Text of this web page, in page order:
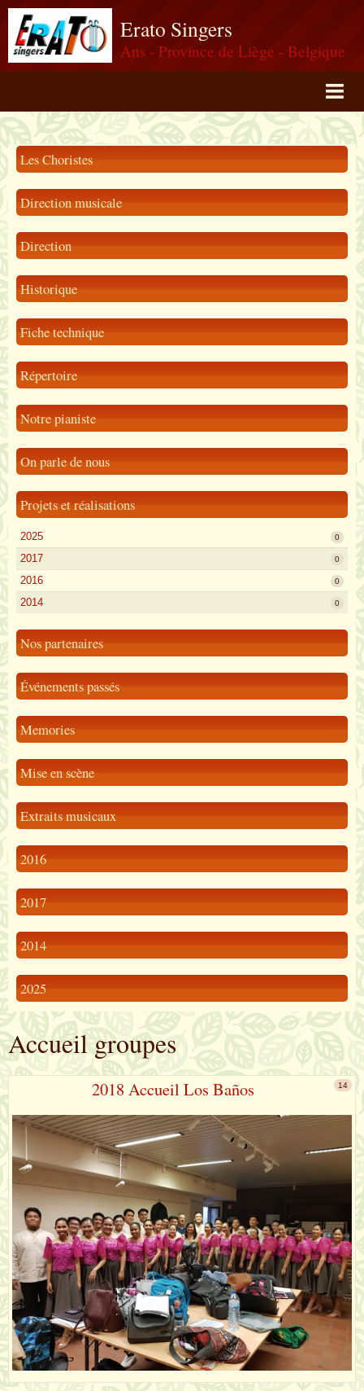
Erato Singers
Ans - Province de Liège - Belgique
Page d'accueil
Album photos
Vidéos
Contact
Agenda
Les Choristes
Direction musicale
Direction
Historique
Fiche technique
Répertoire
Notre pianiste
On parle de nous
Projets et réalisations
2025 0
2017 0
2016 0
2014 0
Nos partenaires
Événements passés
Memories
Mise en scène
Extraits musicaux
2016
2017
2014
2025
Accueil groupes
14
2018 Accueil Los Baños